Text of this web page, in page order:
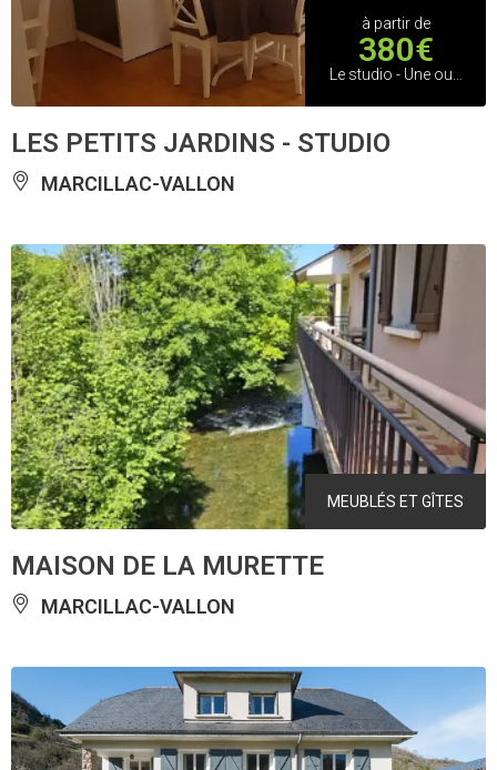
à partir de
380€
LES PETITS JARDINS - STUDIO
MARCILLAC-VALLON
MEUBLÉS ET GÎTES
MAISON DE LA MURETTE
MARCILLAC-VALLON